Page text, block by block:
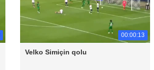
00:00:13
Velko Simiçin qolu